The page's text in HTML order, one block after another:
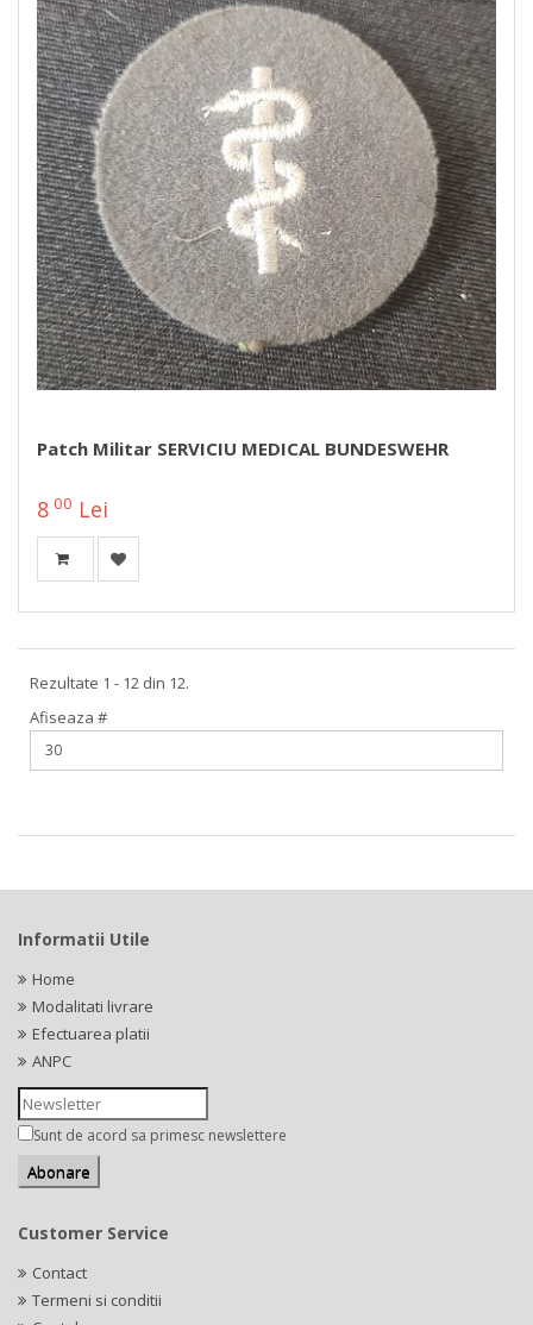
Patch Militar SERVICIU MEDICAL BUNDESWEHR
8 00 Lei
Rezultate 1 - 12 din 12.
Afiseaza #
Informatii Utile
Home
Modalitati livrare
Efectuarea platii
ANPC
Sunt de acord sa primesc newslettere
Customer Service
Contact
Termeni si conditii